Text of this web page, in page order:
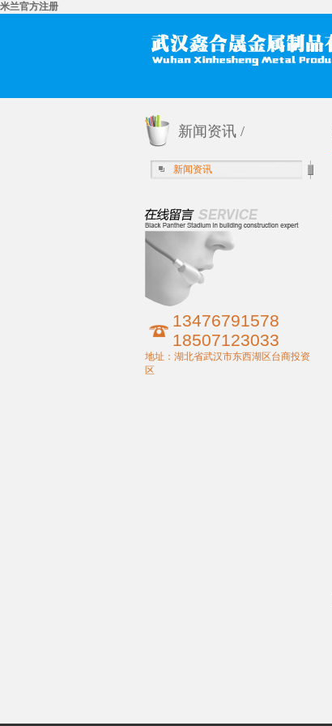
米兰官方注册
新闻资讯 /
新闻资讯
13476791578
18507123033
地址：湖北省武汉市东西湖区台商投资
区